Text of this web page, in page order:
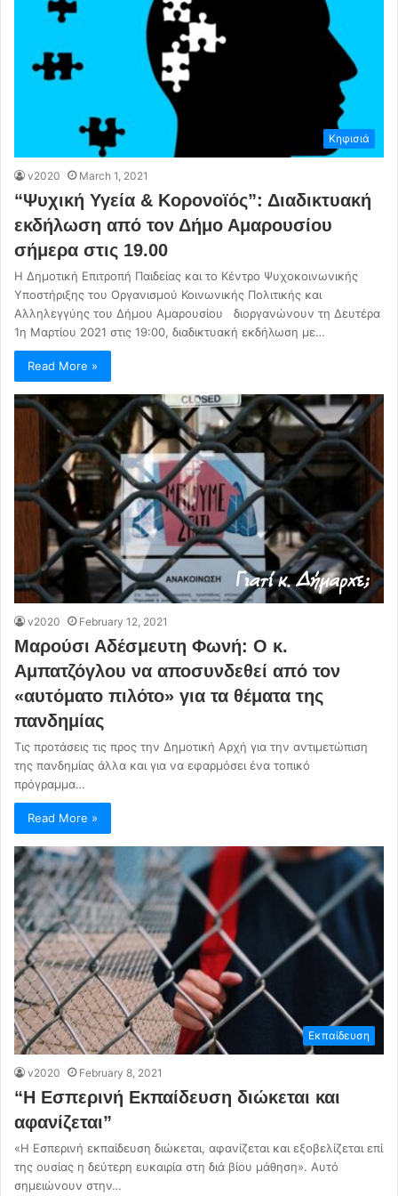
Κηφισιά
v2020 March 1, 2021
“Ψυχική Υγεία & Κορονοϊός”: Διαδικτυακή
εκδήλωση από τον Δήμο Αμαρουσίου
σήμερα στις 19.00
Η Δημοτική Επιτροπή Παιδείας και το Κέντρο Ψυχοκοινωνικής
Υποστήριξης του Οργανισμού Κοινωνικής Πολιτικής και
Αλληλεγγύης του Δήμου Αμαρουσίου διοργανώνουν τη Δευτέρα
1η Μαρτίου 2021 στις 19:00, διαδικτυακή εκδήλωση με…
Read More »
v2020 February 12, 2021
Μαρούσι Αδέσμευτη Φωνή: Ο κ.
Αμπατζόγλου να αποσυνδεθεί από τον
«αυτόματο πιλότο» για τα θέματα της
πανδημίας
Τις προτάσεις τις προς την Δημοτική Αρχή για την αντιμετώπιση
της πανδημίας άλλα και για να εφαρμόσει ένα τοπικό
πρόγραμμα…
Read More »
Εκπαίδευση
v2020 February 8, 2021
“Η Εσπερινή Εκπαίδευση διώκεται και
αφανίζεται”
«Η Εσπερινή εκπαίδευση διώκεται, αφανίζεται και εξοβελίζεται επί
της ουσίας η δεύτερη ευκαιρία στη διά βίου μάθηση». Αυτό
σημειώνουν στην…